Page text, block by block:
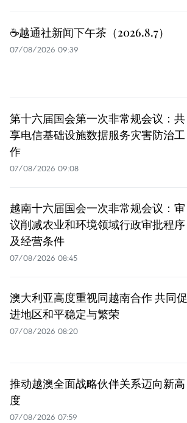
☕️越通社新闻下午茶（2026.8.7）
07/08/2026 09:39
第十六届国会第一次非常规会议：共
享电信基础设施数据服务灾害防治工
作
07/08/2026 09:08
越南十六届国会一次非常规会议：审
议削减农业和环境领域行政审批程序
及经营条件
07/08/2026 08:45
澳大利亚高度重视同越南合作 共同促
进地区和平稳定与繁荣
07/08/2026 08:20
推动越澳全面战略伙伴关系迈向新高
度
07/08/2026 07:59